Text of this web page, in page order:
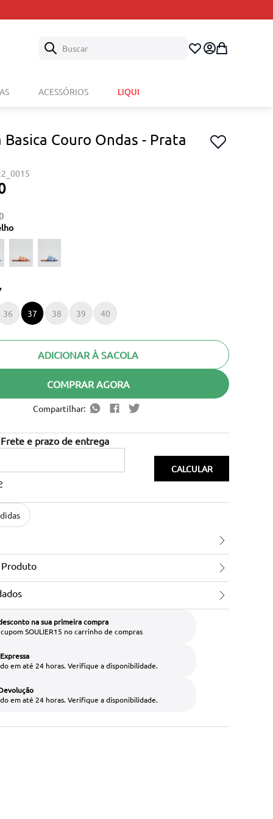
Buscar
ACESSÓRIOS LIQUI
Basica Couro Ondas - Prata
36 37 38 39 40
ADICIONAR À SACOLA
COMPRAR AGORA
Compartilhar:
na sua primeira compra
SOULIER15 no carrinho de compras
em até 24 horas. Verifique a disponibilidade.
em até 24 horas. Verifique a disponibilidade.